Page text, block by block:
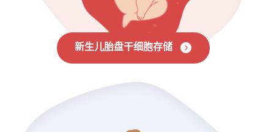
新生儿胎盘干细胞存储